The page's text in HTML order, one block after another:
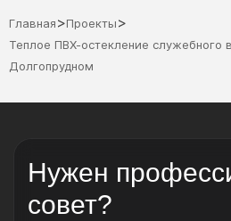
Главная>Проекты>
Теплое ПВХ-остекление служебного
Долгопрудном
Нужен
совет?